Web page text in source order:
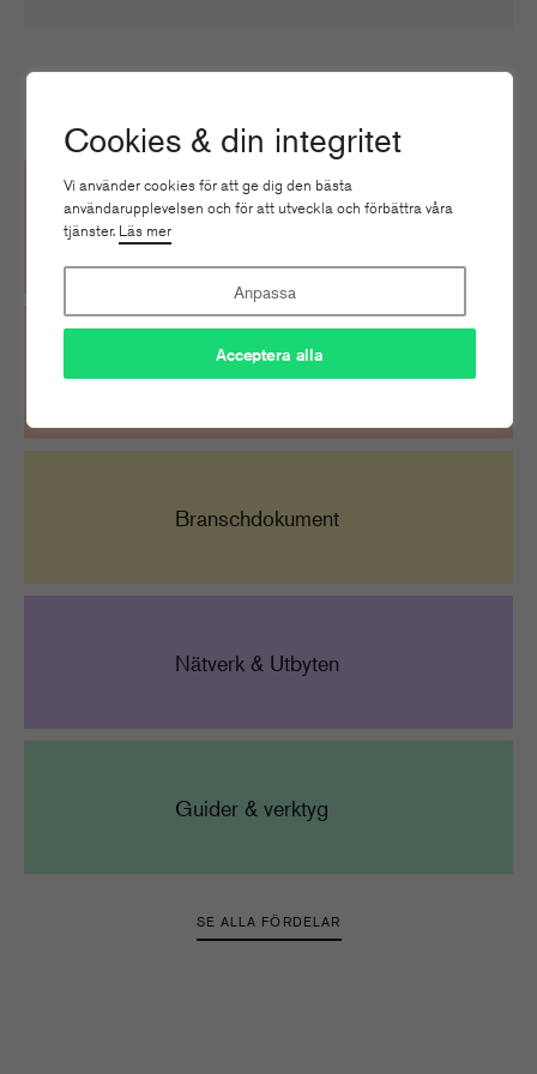
Cookies & din integritet
Vi använder cookies för att ge dig den bästa
användarupplevelsen och för att utveckla och förbättra våra
tjänster. Läs mer
Anpassa
Acceptera alla
Expertpanel & Juridisk
rådgivning
Branschdokument
Nätverk & Utbyten
Guider & verktyg
SE ALLA FÖRDELAR